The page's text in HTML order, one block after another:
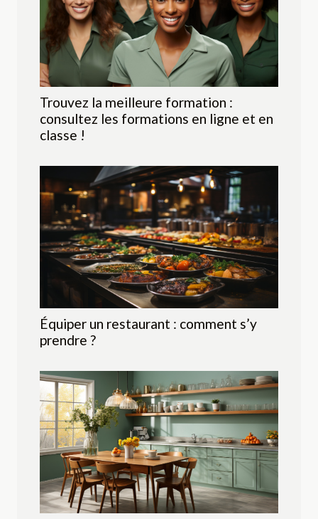
Trouvez la meilleure formation :
consultez les formations en ligne et en
classe !
Équiper un restaurant : comment s’y
prendre ?